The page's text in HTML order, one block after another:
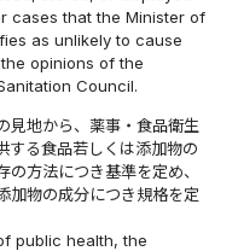
cases that the Minister of
as unlikely to cause
opinions of the
Council.
見地から、薬事・食品衛生
する食品若しくは添加物の
方法につき基準を定め、
加物の成分につき規格を定
public health, the